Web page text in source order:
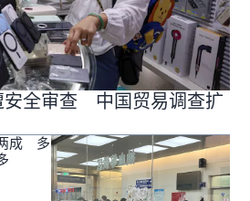
安全审查 中国贸易调查扩
成 多